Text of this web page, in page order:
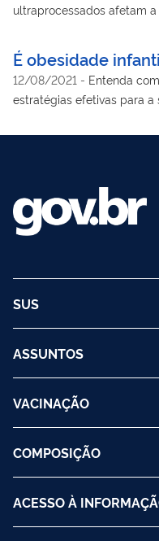
ultraprocessados afetam
É obesidade
12/08/2021 - Entenda
estratégias efetivas para a
SUS
ASSUNTOS
VACINAÇÃO
COMPOSIÇÃO
ACESSO À